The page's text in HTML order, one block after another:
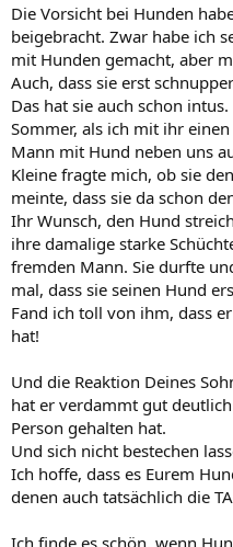
Die Vorsicht bei Hunden
beigebracht. Zwar habe ich
mit Hunden gemacht, aber
Auch, dass sie erst
Das hat sie auch schon
Sommer, als ich mit ihr
Mann mit Hund neben uns
Kleine fragte mich, ob sie
meinte, dass sie da schon
Ihr Wunsch, den Hund
ihre damalige starke
fremden Mann. Sie durfte
mal, dass sie seinen Hund
Fand ich toll von ihm, dass
hat!
Und die Reaktion Deines
hat er verdammt gut
Person gehalten hat.
Und sich nicht bestechen
Ich hoffe, dass es Eurem
denen auch tatsächlich die
Ich finde es schön, wenn